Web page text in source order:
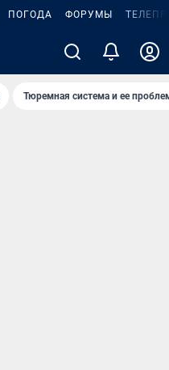
ПОГОДА ФОРУМЫ
Тюремная система и ее